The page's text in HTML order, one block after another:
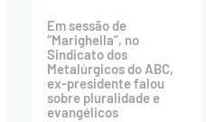
Em sessão de
“Marighella”, no
Sindicato dos
Metalúrgicos do ABC,
ex-presidente falou
sobre pluralidade e
evangélicos